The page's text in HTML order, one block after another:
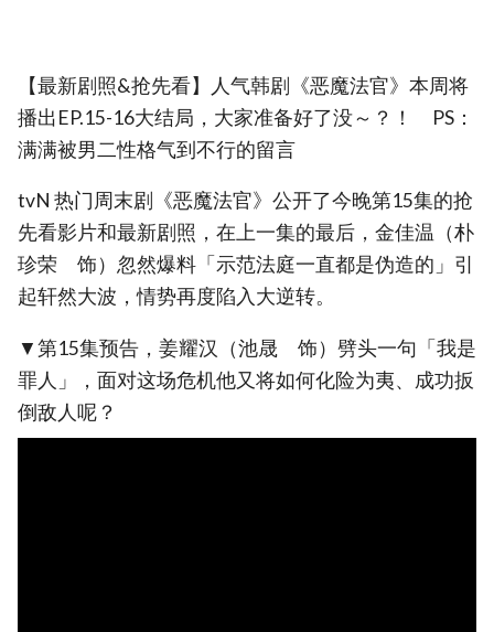
【最新剧照&抢先看】人气韩剧《恶魔法官》本周将
播出EP.15-16大结局，大家准备好了没～？！ PS：
满满被男二性格气到不行的留言
tvN 热门周末剧《恶魔法官》公开了今晚第15集的抢
先看影片和最新剧照，在上一集的最后，金佳温（朴
珍荣 饰）忽然爆料「示范法庭一直都是伪造的」引
起轩然大波，情势再度陷入大逆转。
▼第15集预告，姜耀汉（池晟 饰）劈头一句「我是
罪人」，面对这场危机他又将如何化险为夷、成功扳
倒敌人呢？